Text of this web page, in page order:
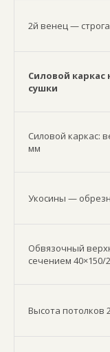
2й венец —
Силовой каркас
сушки
Силовой каркас:
мм
Укосины —
Обвязочный
сечением 40×150/
Высота потолков